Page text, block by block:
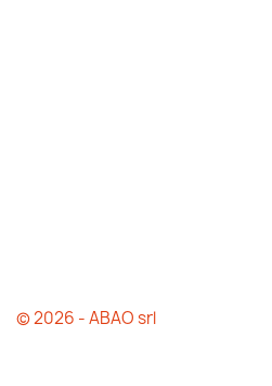
© 2026 - ABAO srl